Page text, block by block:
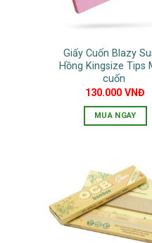
Giấy Cuốn Blazy
Hồng Kingsize Tips
cuốn
130.000VNĐ
MUA NGAY